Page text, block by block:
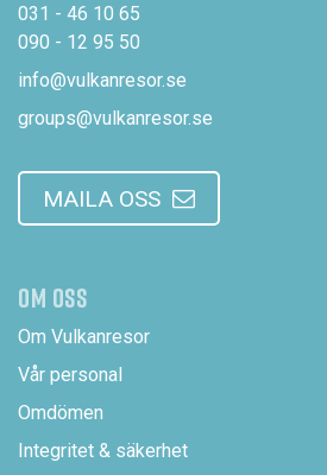
031 - 46 10 65
090 - 12 95 50
info@vulkanresor.se
groups@vulkanresor.se
MAILA OSS
OM OSS
Om Vulkanresor
Vår personal
Omdömen
Integritet & säkerhet